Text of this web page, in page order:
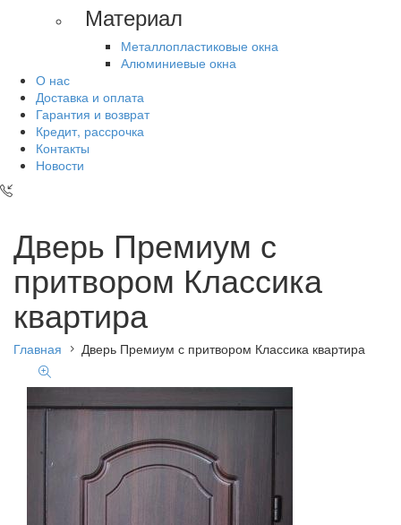
Материал
Металлопластиковые окна
Алюминиевые окна
О нас
Доставка и оплата
Гарантия и возврат
Кредит, рассрочка
Контакты
Новости
Дверь Премиум с
притвором Классика
квартира
Главная Дверь Премиум с притвором Классика квартира